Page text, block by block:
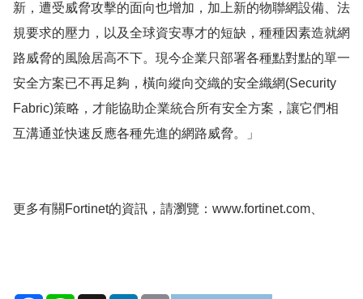
新，遭受威脅攻擊的面向也增加，加上新的物聯網設備、法
規要求的壓力，以及全球資安專才的短缺，種種因素造就網
路威脅的風險居高不下。現今企業只部署各種點對點的單一
安全方案已不再足夠，橫向縱向交織的安全織網(Security
Fabric)策略，才能協助企業統合所有安全方案，讓它們相
互溝通並快速反應各種先進的網路威脅。」
更多有關Fortinet的資訊，請瀏覽：www.fortinet.com、